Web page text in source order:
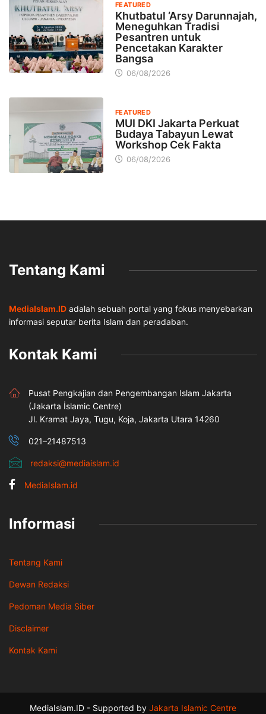
FEATURED
Khutbatul ‘Arsy Darunnajah,
Meneguhkan Tradisi
Pesantren untuk
Pencetakan Karakter
Bangsa
06/08/2026
FEATURED
MUI DKI Jakarta Perkuat
Budaya Tabayun Lewat
Workshop Cek Fakta
06/08/2026
Tentang Kami
MediaIslam.ID adalah sebuah portal yang fokus menyebarkan
informasi seputar berita Islam dan peradaban.
Kontak Kami
Pusat Pengkajian dan Pengembangan Islam Jakarta
(Jakarta İslamic Centre)
Jl. Kramat Jaya, Tugu, Koja, Jakarta Utara 14260
021–21487513
redaksi@mediaislam.id
MediaIslam.id
Informasi
Tentang Kami
Dewan Redaksi
Pedoman Media Siber
Disclaimer
Kontak Kami
MediaIslam.ID - Supported by Jakarta Islamic Centre